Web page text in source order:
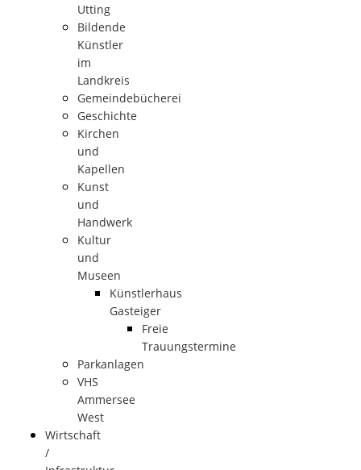
Utting
Bildende
Künstler
im
Landkreis
Gemeindebücherei
Geschichte
Kirchen
und
Kapellen
Kunst
und
Handwerk
Kultur
und
Museen
Künstlerhaus
Gasteiger
Freie
Trauungstermine
Parkanlagen
VHS
Ammersee
West
Wirtschaft
/